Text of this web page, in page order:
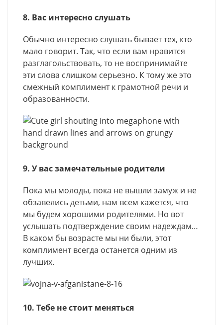
8. Вас интересно слушать
Обычно интересно слушать бывает тех, кто
мало говорит. Так, что если вам нравится
разглагольствовать, то не воспринимайте
эти слова слишком серьезно. К тому же это
смежный комплимент к грамотной речи и
образованности.
9. У вас замечательные родители
Пока мы молоды, пока не вышли замуж и не
обзавелись детьми, нам всем кажется, что
мы будем хорошими родителями. Но вот
услышать подтверждение своим надеждам…
В каком бы возрасте мы ни были, этот
комплимент всегда останется одним из
лучших.
10. Тебе не стоит меняться